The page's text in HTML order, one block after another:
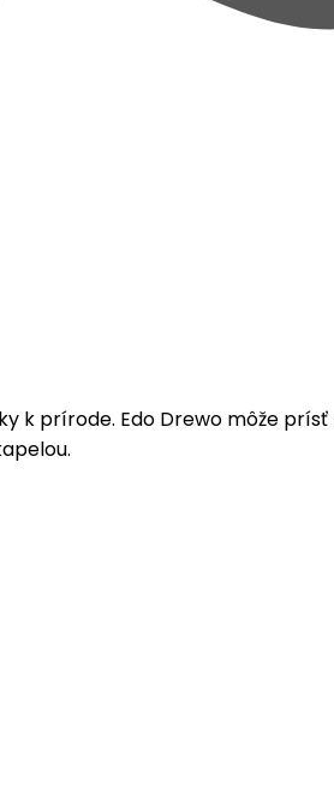
prírode. Edo Drewo môže